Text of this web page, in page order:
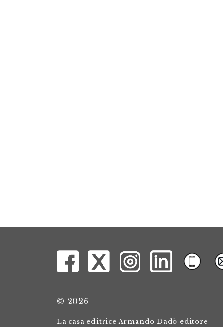
© 2026
La casa editrice Armando Dadò editore